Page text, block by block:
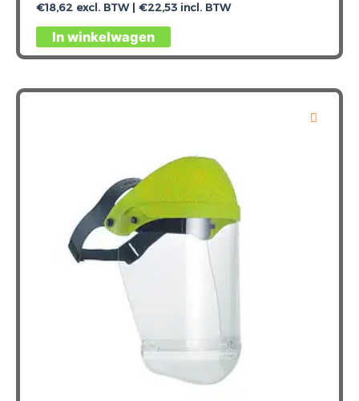
€18,62excl. BTW | €22,53incl. BTW
In winkelwagen